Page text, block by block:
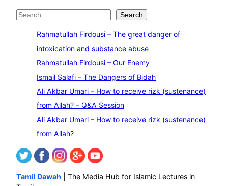
S
Search
Rahmatullah Firdousi – The great danger of
intoxication and substance abuse
Rahmatullah Firdousi – Our Enemy
Ismail Salafi – The Dangers of Bidah
Ali Akbar Umari – How to receive rizk (sustenance)
from Allah? – Q&A Session
Ali Akbar Umari – How to receive rizk (sustenance)
from Allah?
Tamil Dawah | The Media Hub for Islamic Lectures in